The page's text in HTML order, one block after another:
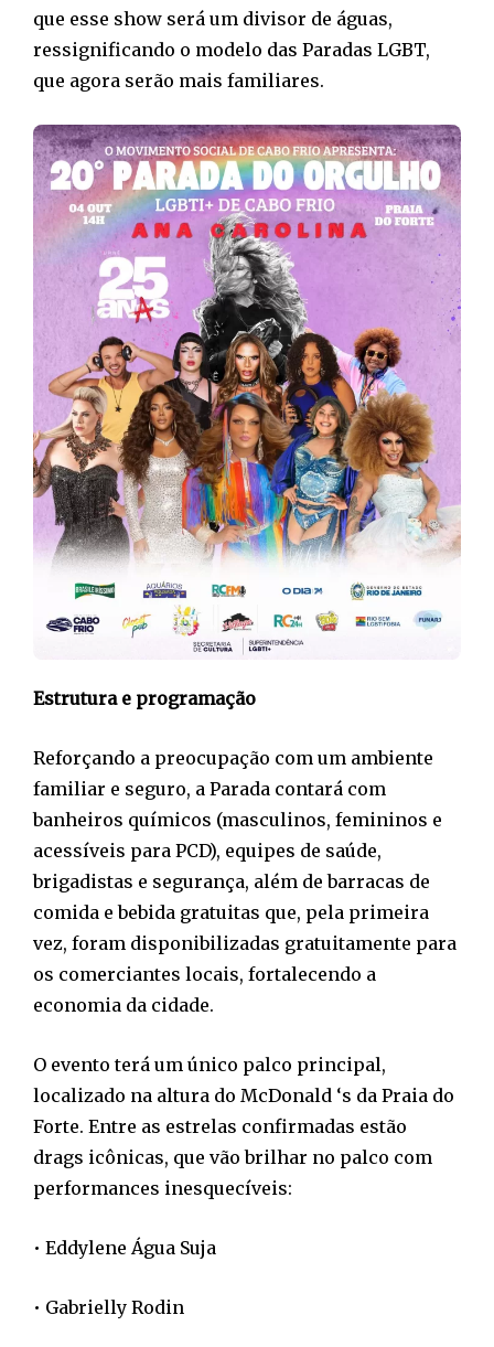
que esse show será um divisor de águas,
ressignificando o modelo das Paradas LGBT,
que agora serão mais familiares.
Estrutura e programação
Reforçando a preocupação com um ambiente
familiar e seguro, a Parada contará com
banheiros químicos (masculinos, femininos e
acessíveis para PCD), equipes de saúde,
brigadistas e segurança, além de barracas de
comida e bebida gratuitas que, pela primeira
vez, foram disponibilizadas gratuitamente para
os comerciantes locais, fortalecendo a
economia da cidade.
O evento terá um único palco principal,
localizado na altura do McDonald ‘s da Praia do
Forte. Entre as estrelas confirmadas estão
drags icônicas, que vão brilhar no palco com
performances inesquecíveis:
• Eddylene Água Suja
• Gabrielly Rodin